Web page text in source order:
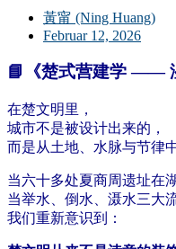
黃甯 (Ning Huang)
Februar 12, 2026
📘《楚式营建学 ——
在楚文明里，
城市不是被设计出来的，
而是从土地、水脉与节律
当六十多处夏商周遗址在
当举水、倒水、滠水三大
我们重新意识到：